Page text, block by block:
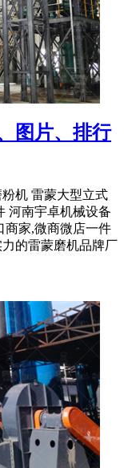
图片、排行
机 雷蒙大型立式
河南宇卓机械设备
商家,微商微店一件
的雷蒙磨机品牌厂